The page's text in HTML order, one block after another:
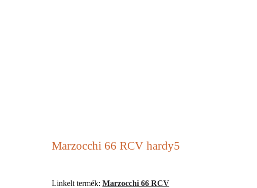
Marzocchi 66 RCV hardy5
Linkelt termék: Marzocchi 66 RCV